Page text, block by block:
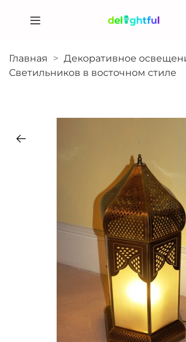
Главная Декоративное
Светильников в восточном стиле